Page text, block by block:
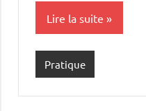
Lire la suite
Pratique